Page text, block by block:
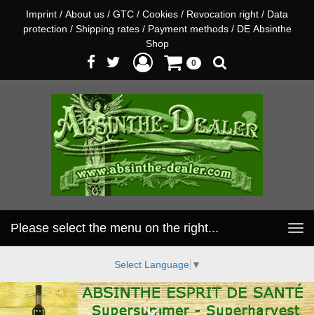
Imprint / About us / GTC / Cookies / Revocation right / Data
protection / Shipping rates / Payment methods / DE Absinthe
Shop
0
Please select the menu on the right...
Toggle
Select Language ▼